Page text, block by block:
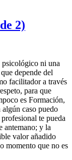
2)
psicológico ni una
depende del
facilitador a través
para que
es Formación,
caso puedo
te pueda
antemano; y la
valor añadido
momento que no es